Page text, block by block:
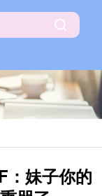
：妹子你的